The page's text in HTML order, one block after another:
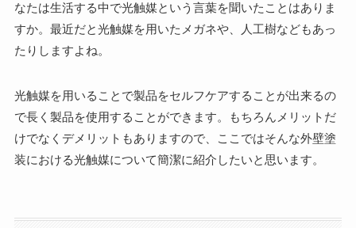
なたは生活する中で光触媒という言葉を聞いたことはありま
すか。最近だと光触媒を用いたメガネや、人工樹などもあっ
たりしますよね。
光触媒を用いることで製品をセルフケアすることが出来るの
で長く製品を使用することができます。もちろんメリットだ
けでなくデメリットもありますので、ここではそんな外壁塗
装における光触媒について簡潔に紹介したいと思います。